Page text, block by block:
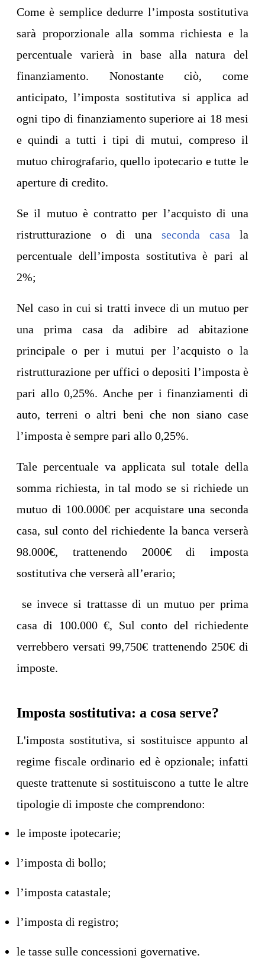
Come è semplice dedurre l’imposta sostitutiva
sarà proporzionale alla somma richiesta e la
percentuale varierà in base alla natura del
finanziamento. Nonostante ciò, come
anticipato, l’imposta sostitutiva si applica ad
ogni tipo di finanziamento superiore ai 18 mesi
e quindi a tutti i tipi di mutui, compreso il
mutuo chirografario, quello ipotecario e tutte le
aperture di credito.
Se il mutuo è contratto per l’acquisto di una
ristrutturazione o di una seconda casa la
percentuale dell’imposta sostitutiva è pari al
2%;
Nel caso in cui si tratti invece di un mutuo per
una prima casa da adibire ad abitazione
principale o per i mutui per l’acquisto o la
ristrutturazione per uffici o depositi l’imposta è
pari allo 0,25%. Anche per i finanziamenti di
auto, terreni o altri beni che non siano case
l’imposta è sempre pari allo 0,25%.
Tale percentuale va applicata sul totale della
somma richiesta, in tal modo se si richiede un
mutuo di 100.000€ per acquistare una seconda
casa, sul conto del richiedente la banca verserà
98.000€, trattenendo 2000€ di imposta
sostitutiva che verserà all’erario;
se invece si trattasse di un mutuo per prima
casa di 100.000 €, Sul conto del richiedente
verrebbero versati 99,750€ trattenendo 250€ di
imposte.
Imposta sostitutiva: a cosa serve?
L'imposta sostitutiva, si sostituisce appunto al
regime fiscale ordinario ed è opzionale; infatti
queste trattenute si sostituiscono a tutte le altre
tipologie di imposte che comprendono:
le imposte ipotecarie;
l’imposta di bollo;
l’imposta catastale;
l’imposta di registro;
le tasse sulle concessioni governative.